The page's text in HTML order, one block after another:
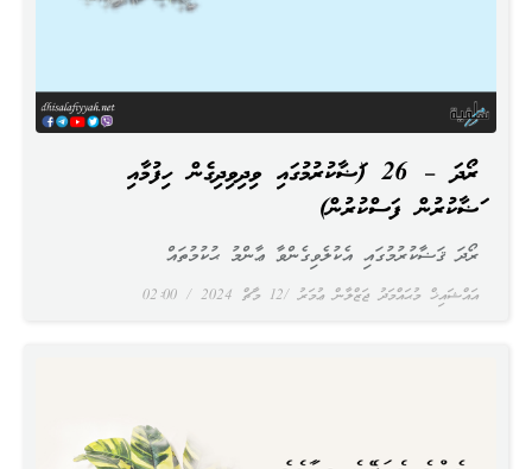
ރޯދަ – 26 (ޤަޟާކުރުމުގައި ވިދިވިދިގެން ހިފުމާއި
ޤަޟާކުރުން ފަސްކުރުން)
އައްޝައިޚް މުޙައްމަދު ޖަޒްލާން ޢުމަރު 12 މާޗް 2024
ރޯދަ ޤަޟާކުރުމުގައި އެކުލެވިގެންވާ ޢާންމު ޙުކުމުތައް